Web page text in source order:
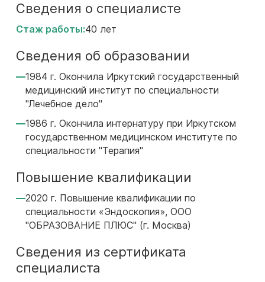
Сведения о специалисте
Стаж работы:40 лет
Сведения об образовании
1984 г. Окончила Иркутский государственный
медицинский институт по специальности
"Лечебное дело"
1986 г. Окончила интернатуру при Иркутском
государственном медицинском институте по
специальности "Терапия"
Повышение квалификации
2020 г. Повышение квалификации по
специальности «Эндоскопия», ООО
"ОБРАЗОВАНИЕ ПЛЮС" (г. Москва)
Сведения из сертификата
специалиста